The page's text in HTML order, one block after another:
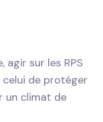
agir sur les RPS
de protéger
un climat de